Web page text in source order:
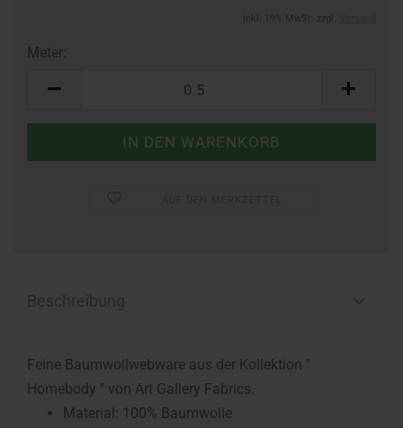
Meter:
Feine Baumwollwebware aus der Kollektion "
Homebody " von Art Gallery Fabrics.
Material: 100% Baumwolle